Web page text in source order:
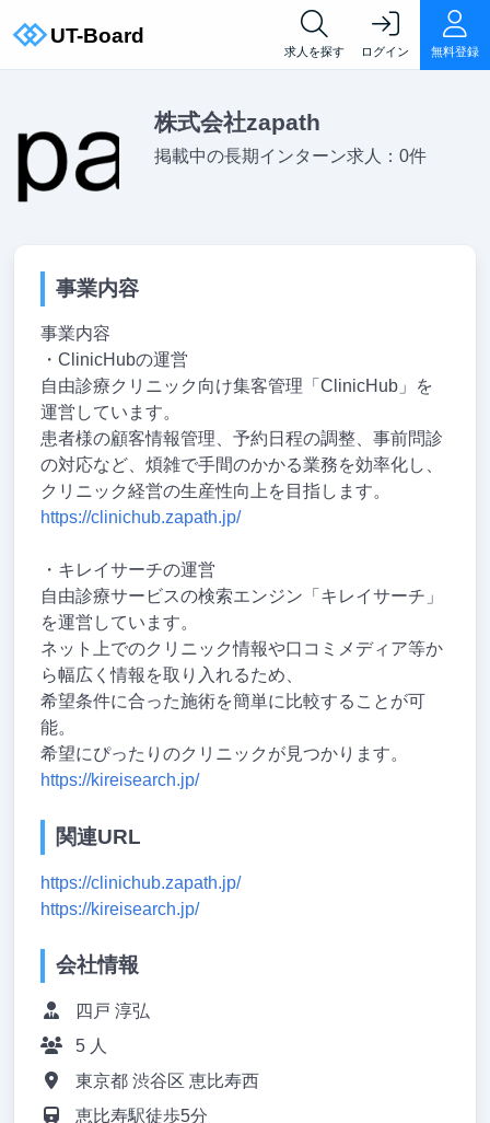
求人を探す ログイン 無料登録
株式会社zapath
掲載中の長期インターン求人：0件
事業内容
事業内容
・ClinicHubの運営
自由診療クリニック向け集客管理「ClinicHub」を
運営しています。
患者様の顧客情報管理、予約日程の調整、事前問診
の対応など、煩雑で手間のかかる業務を効率化し、
クリニック経営の生産性向上を目指します。
https://clinichub.zapath.jp/
・キレイサーチの運営
自由診療サービスの検索エンジン「キレイサーチ」
を運営しています。
ネット上でのクリニック情報や口コミメディア等か
ら幅広く情報を取り入れるため、
希望条件に合った施術を簡単に比較することが可
能。
希望にぴったりのクリニックが見つかります。
https://kireisearch.jp/
関連URL
https://clinichub.zapath.jp/
https://kireisearch.jp/
会社情報
四戸 淳弘
5 人
東京都 渋谷区 恵比寿西
恵比寿駅徒歩5分